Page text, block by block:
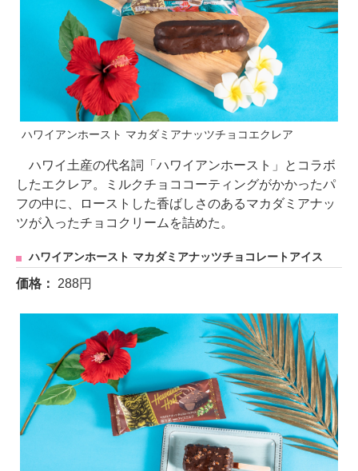
ハワイアンホースト マカダミアナッツチョコエクレア
ハワイ土産の代名詞「ハワイアンホースト」とコラボ
したエクレア。ミルクチョココーティングがかかったパ
フの中に、ローストした香ばしさのあるマカダミアナッ
ツが入ったチョコクリームを詰めた。
ハワイアンホースト マカダミアナッツチョコレートアイス
価格： 288円